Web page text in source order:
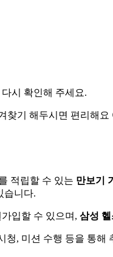
시 확인해 주세요.
찾기 해두시면 편리해요
적립할 수 있는 만보기
습니다.
입할 수 있으며, 삼성
청, 미션 수행 등을 통해